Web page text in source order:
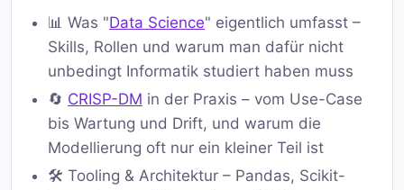
📊 Was "Data Science" eigentlich umfasst –
Skills, Rollen und warum man dafür nicht
unbedingt Informatik studiert haben muss
🔄 CRISP-DM in der Praxis – vom Use-Case
bis Wartung und Drift, und warum die
Modellierung oft nur ein kleiner Teil ist
🛠️ Tooling & Architektur – Pandas, Scikit-